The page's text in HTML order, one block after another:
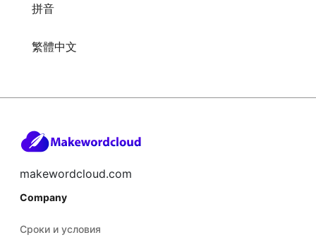
拼音
繁體中文
makewordcloud.com
Company
Сроки и условия